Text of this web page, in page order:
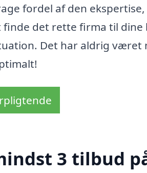
fordel af den
det rette firma til
Det har aldrig været
3 tilbud